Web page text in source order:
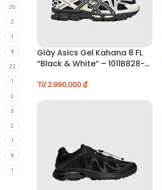
25
3
1
4
22
1
2
3
2
1
4
1
Giày Asics Gel Kahana 8 FL
“Black & White” – 1011B828-
Từ2.990.000₫